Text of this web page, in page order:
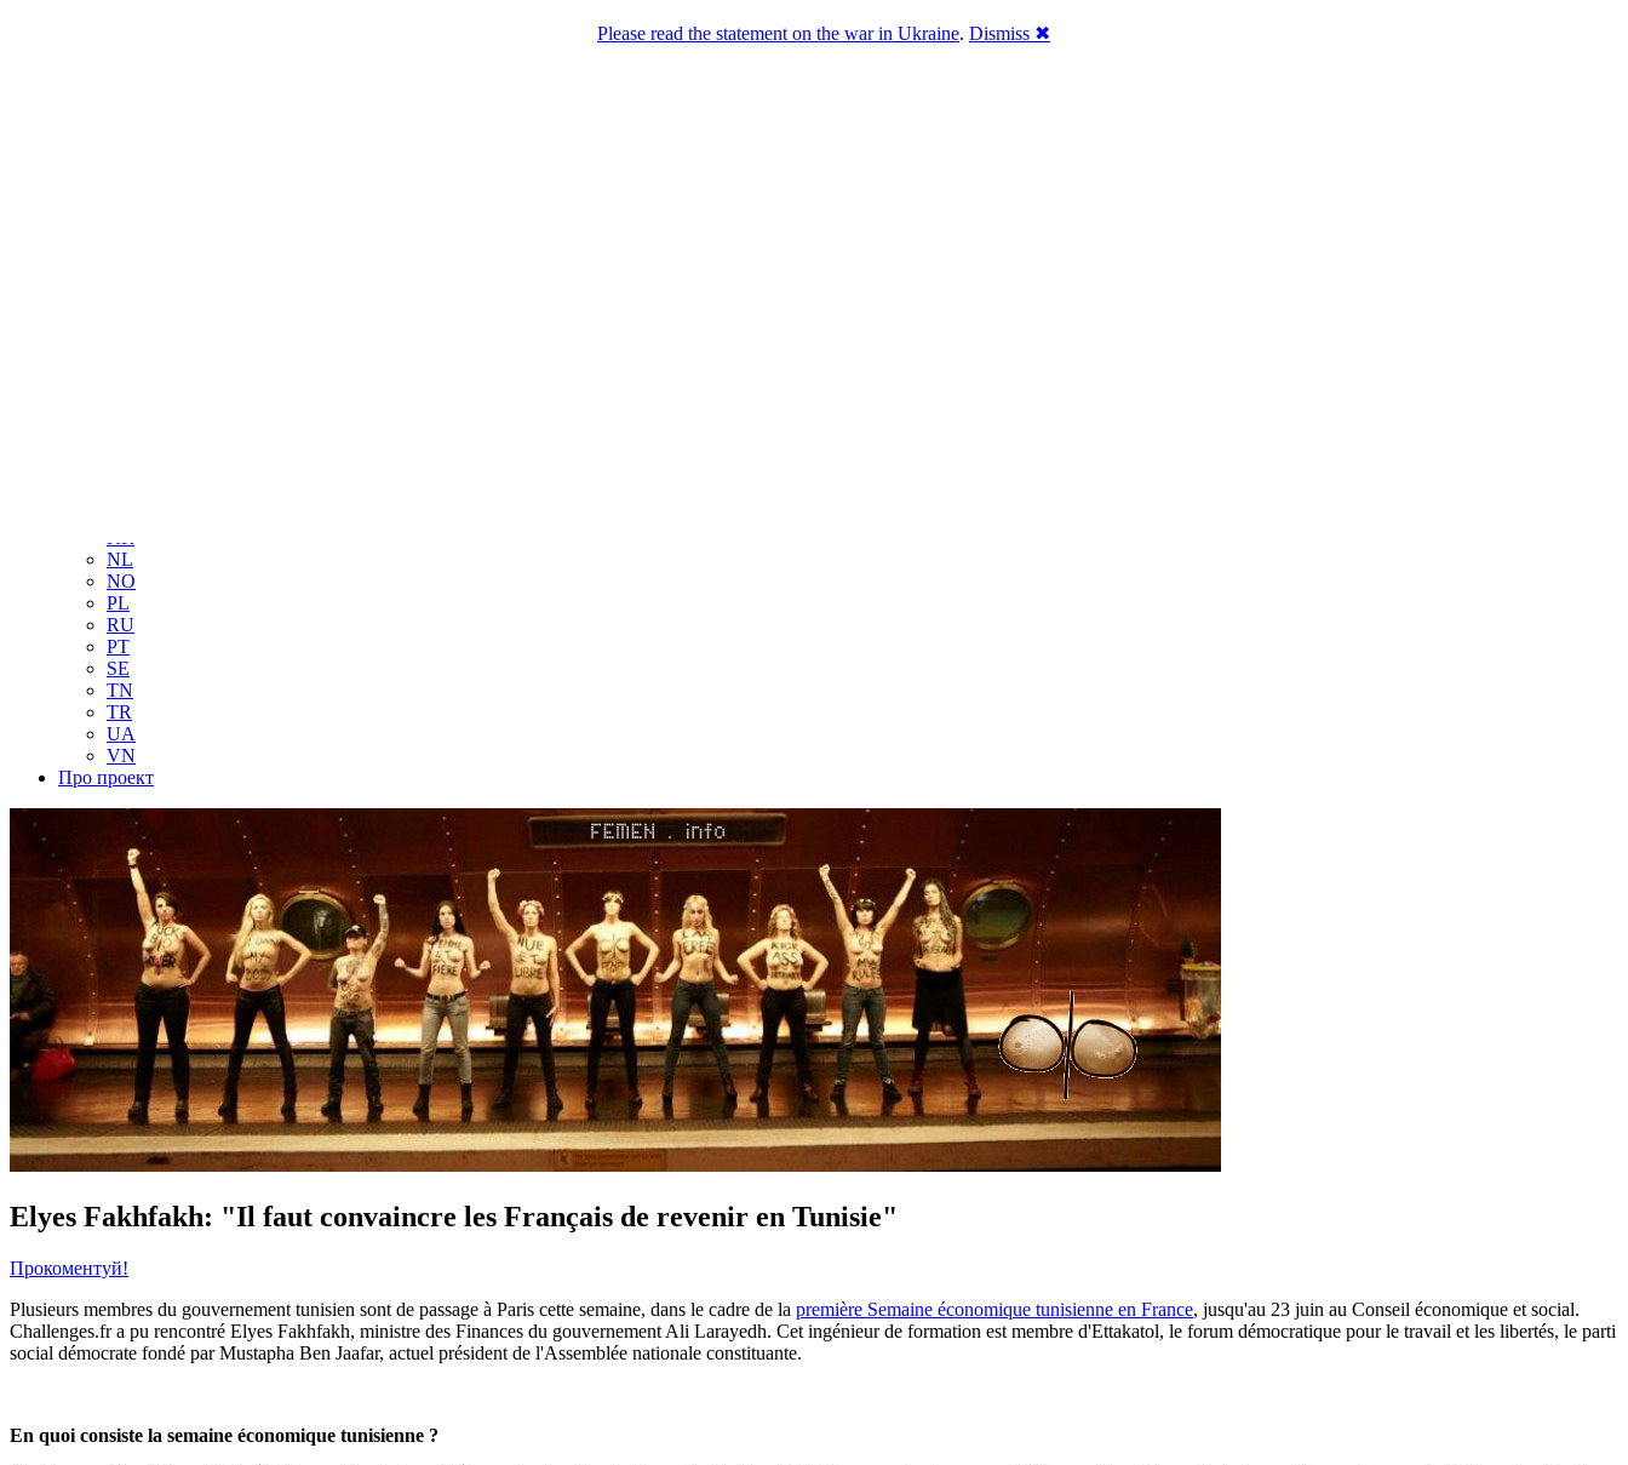
KR
NL
NO
PL
RU
PT
SE
TN
TR
UA
VN
Про проект
Elyes Fakhfakh: "Il faut convaincre les Français de revenir en Tunisie"
Прокоментуй!
Plusieurs membres du gouvernement tunisien sont de passage à Paris cette semaine, dans le cadre de la première Semaine économique tunisienne en France, jusqu'au 23 juin au Conseil économique et social.
Challenges.fr a pu rencontré Elyes Fakhfakh, ministre des Finances du gouvernement Ali Larayedh. Cet ingénieur de formation est membre d'Ettakatol, le forum démocratique pour le travail et les libertés, le parti
social démocrate fondé par Mustapha Ben Jaafar, actuel président de l'Assemblée nationale constituante.
En quoi consiste la semaine économique tunisienne ?
Please read the statement on the war in Ukraine. Dismiss ✖